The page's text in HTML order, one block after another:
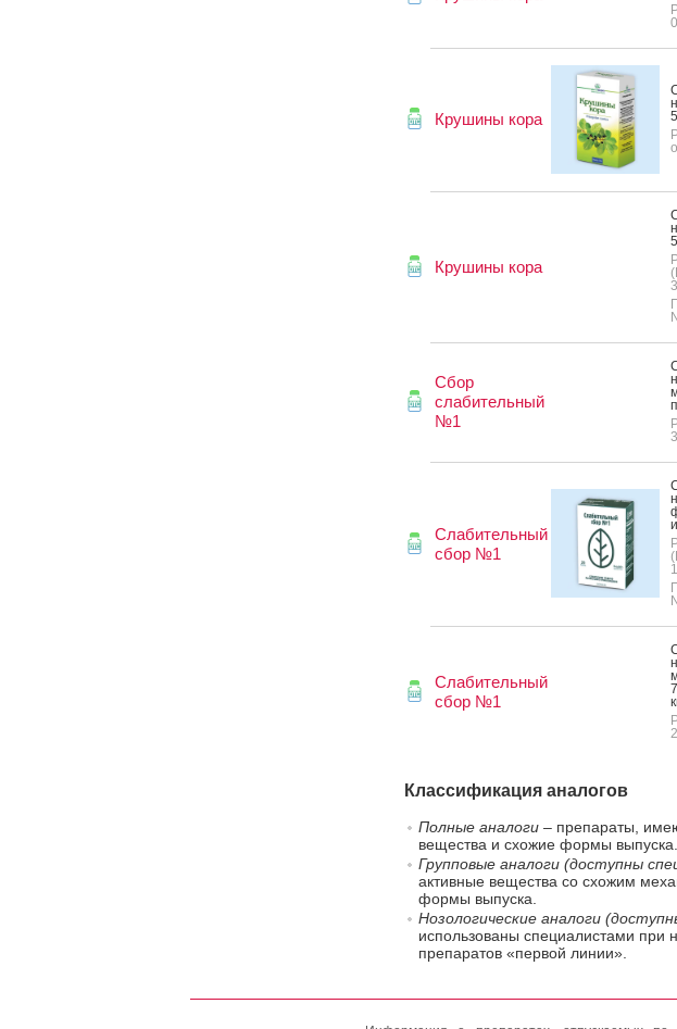
Крушины кора
Крушины кора
Сбор
слабительный
№1
Слабительный
сбор №1
Слабительный
сбор №1
Классификация аналогов
Полные аналоги– препараты,
вещества и схожие формы выпуска.
Групповые аналоги (доступны
активные вещества со схожим
формы выпуска.
Нозологические аналоги
использованы специалистами при
препаратов «первой линии».